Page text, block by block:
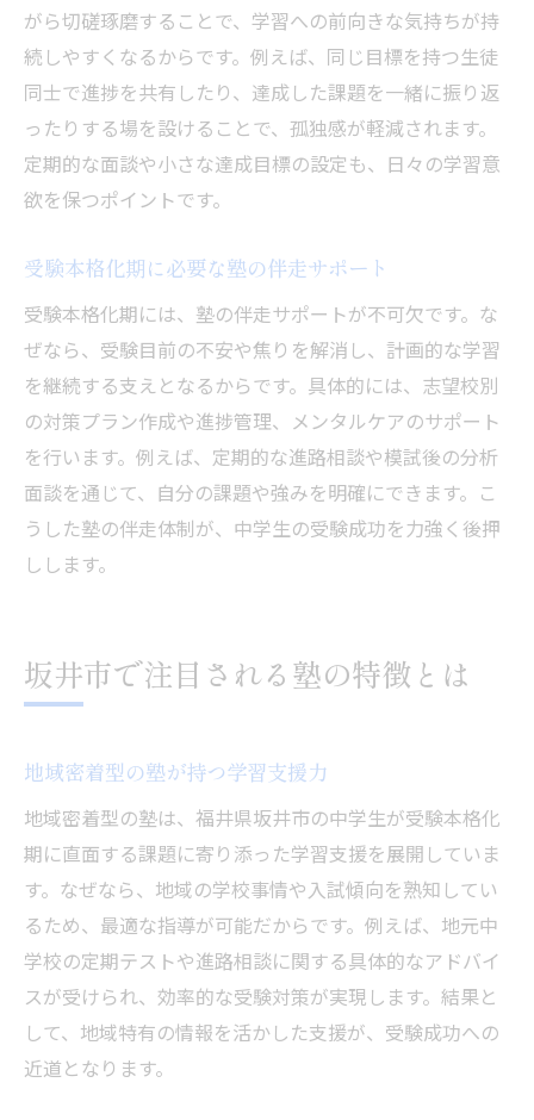
がら切磋琢磨することで、学習への前向きな気持ちが持
続しやすくなるからです。例えば、同じ目標を持つ生徒
同士で進捗を共有したり、達成した課題を一緒に振り返
ったりする場を設けることで、孤独感が軽減されます。
定期的な面談や小さな達成目標の設定も、日々の学習意
欲を保つポイントです。
受験本格化期に必要な塾の伴走サポート
受験本格化期には、塾の伴走サポートが不可欠です。な
ぜなら、受験目前の不安や焦りを解消し、計画的な学習
を継続する支えとなるからです。具体的には、志望校別
の対策プラン作成や進捗管理、メンタルケアのサポート
を行います。例えば、定期的な進路相談や模試後の分析
面談を通じて、自分の課題や強みを明確にできます。こ
うした塾の伴走体制が、中学生の受験成功を力強く後押
しします。
坂井市で注目される塾の特徴とは
地域密着型の塾が持つ学習支援力
地域密着型の塾は、福井県坂井市の中学生が受験本格化
期に直面する課題に寄り添った学習支援を展開していま
す。なぜなら、地域の学校事情や入試傾向を熟知してい
るため、最適な指導が可能だからです。例えば、地元中
学校の定期テストや進路相談に関する具体的なアドバイ
スが受けられ、効率的な受験対策が実現します。結果と
して、地域特有の情報を活かした支援が、受験成功への
近道となります。